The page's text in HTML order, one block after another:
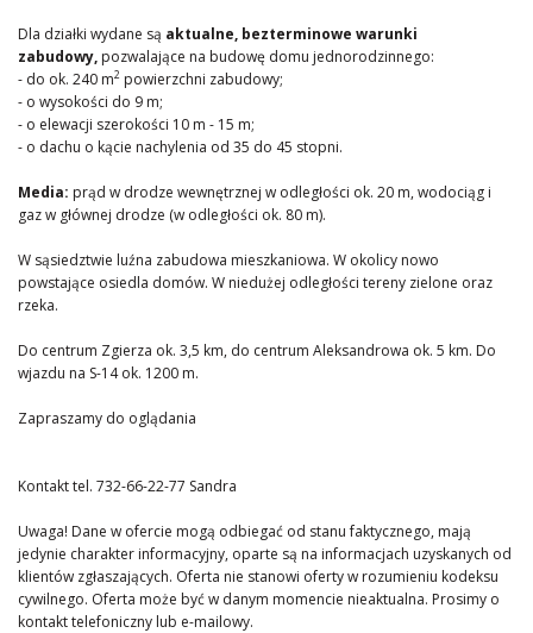
Dla działki wydane są aktualne, bezterminowe warunki
zabudowy, pozwalające na budowę domu jednorodzinnego:
- do ok. 240 m2 powierzchni zabudowy;
- o wysokości do 9 m;
- o elewacji szerokości 10 m - 15 m;
- o dachu o kącie nachylenia od 35 do 45 stopni.
Media: prąd w drodze wewnętrznej w odległości ok. 20 m, wodociąg i
gaz w głównej drodze (w odległości ok. 80 m).
W sąsiedztwie luźna zabudowa mieszkaniowa. W okolicy nowo
powstające osiedla domów. W niedużej odległości tereny zielone oraz
rzeka.
Do centrum Zgierza ok. 3,5 km, do centrum Aleksandrowa ok. 5 km. Do
wjazdu na S-14 ok. 1200 m.
Zapraszamy do oglądania
Kontakt tel. 732-66-22-77 Sandra
Uwaga! Dane w ofercie mogą odbiegać od stanu faktycznego, mają
jedynie charakter informacyjny, oparte są na informacjach uzyskanych od
klientów zgłaszających. Oferta nie stanowi oferty w rozumieniu kodeksu
cywilnego. Oferta może być w danym momencie nieaktualna. Prosimy o
kontakt telefoniczny lub e-mailowy.